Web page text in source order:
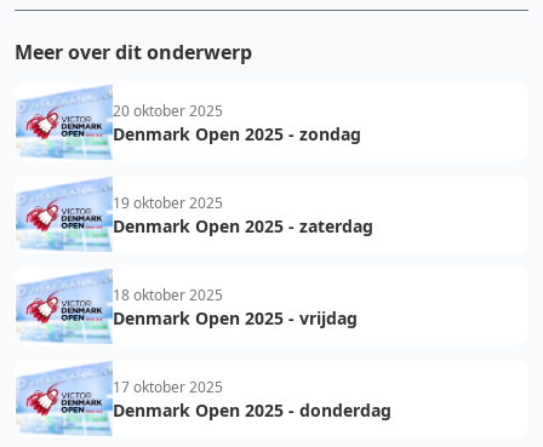
Meer over dit onderwerp
20 oktober 2025
Denmark Open 2025 - zondag
19 oktober 2025
Denmark Open 2025 - zaterdag
18 oktober 2025
Denmark Open 2025 - vrijdag
17 oktober 2025
Denmark Open 2025 - donderdag